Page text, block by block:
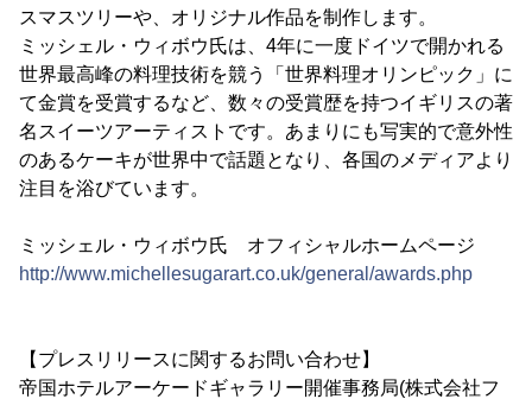
スマスツリーや、オリジナル作品を制作します。
ミッシェル・ウィボウ氏は、4年に一度ドイツで開かれる
世界最高峰の料理技術を競う「世界料理オリンピック」に
て金賞を受賞するなど、数々の受賞歴を持つイギリスの著
名スイーツアーティストです。あまりにも写実的で意外性
のあるケーキが世界中で話題となり、各国のメディアより
注目を浴びています。
ミッシェル・ウィボウ氏 オフィシャルホームページ
http://www.michellesugarart.co.uk/general/awards.php
【プレスリリースに関するお問い合わせ】
帝国ホテルアーケードギャラリー開催事務局(株式会社フ